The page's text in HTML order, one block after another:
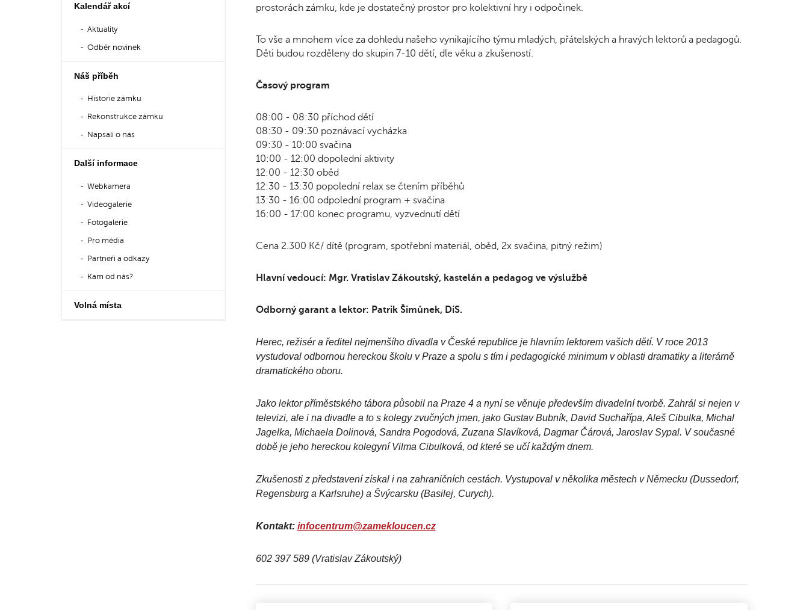
prostorách zámku, kde je dostatečný prostor pro kolektivní hry i odpočinek.
To vše a mnohem více za dohledu našeho vynikajícího týmu mladých, přátelských a hravých lektorů a pedagogů.
Děti budou rozděleny do skupin 7-10 dětí, dle věku a zkušeností.
Časový program
08:00 - 08:30 příchod dětí
08:30 - 09:30 poznávací vycházka
09:30 - 10:00 svačina
10:00 - 12:00 dopolední aktivity
12:00 - 12:30 oběd
12:30 - 13:30 popolední relax se čtením příběhů
13:30 - 16:00 odpolední program + svačina
16:00 - 17:00 konec programu, vyzvednutí dětí
Cena 2.300 Kč/ dítě (program, spotřební materiál, oběd, 2x svačina, pitný režim)
Hlavní vedoucí: Mgr. Vratislav Zákoutský, kastelán a pedagog ve výslužbě
Odborný garant a lektor: Patrik Šimůnek, DiS.
Herec, režisér a ředitel nejmenšího divadla v České republice je hlavním lektorem vašich dětí. V roce 2013
vystudoval odbornou hereckou školu v Praze a spolu s tím i pedagogické minimum v oblasti dramatiky a literárně
dramatického oboru.
Jako lektor příměstského tábora působil na Praze 4 a nyní se věnuje především divadelní tvorbě. Zahrál si nejen v
televizi, ale i na divadle a to s kolegy zvučných jmen, jako Gustav Bubník, David Suchařípa, Aleš Cibulka, Michal
Jagelka, Michaela Dolinová, Sandra Pogodová, Zuzana Slavíková, Dagmar Čárová, Jaroslav Sypal. V současné
době je jeho hereckou kolegyní Vilma Cibulková, od které se učí každým dnem.
Zkušenosti z představení získal i na zahraničních cestách. Vystupoval v několika městech v Německu (Dussedorf,
Regensburg a Karlsruhe) a Švýcarsku (Basilej, Curych).
Kontakt: infocentrum@zamekloucen.cz
602 397 589 (Vratislav Zákoutský)
Kalendář akcí
Aktuality
Odběr novinek
Náš příběh
Historie zámku
Rekonstrukce zámku
Napsali o nás
Další informace
Webkamera
Videogalerie
Fotogalerie
Pro média
Partneři a odkazy
Kam od nás?
Volná místa